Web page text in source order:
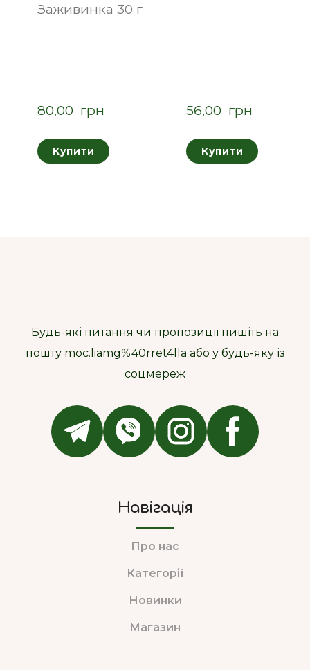
Заживинка 30 г
80,00  грн
Купити
56,00  грн
Купити
Будь-які питання чи пропозиції пишіть на
пошту moc.liamg%40rret4lla або у будь-яку із
соцмереж
Навігація
Про нас
Категорії
Новинки
Магазин